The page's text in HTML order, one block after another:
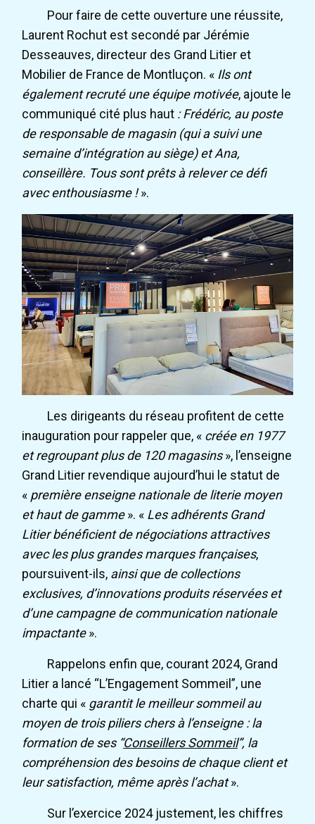
Pour faire de cette ouverture une réussite,
Laurent Rochut est secondé par Jérémie
Desseauves, directeur des Grand Litier et
Mobilier de France de Montluçon. « Ils ont
également recruté une équipe motivée, ajoute le
communiqué cité plus haut : Frédéric, au poste
de responsable de magasin (qui a suivi une
semaine d’intégration au siège) et Ana,
conseillère. Tous sont prêts à relever ce défi
avec enthousiasme !».
Les dirigeants du réseau profitent de cette
inauguration pour rappeler que, « créée en 1977
et regroupant plus de 120 magasins», l’enseigne
Grand Litier revendique aujourd’hui le statut de
« première enseigne nationale de literie moyen
et haut de gamme». « Les adhérents Grand
Litier bénéficient de négociations attractives
avec les plus grandes marques françaises,
poursuivent-ils, ainsi que de collections
exclusives, d’innovations produits réservées et
d’une campagne de communication nationale
impactante».
Rappelons enfin que, courant 2024, Grand
Litier a lancé “L’Engagement Sommeil”, une
charte qui « garantit le meilleur sommeil au
moyen de trois piliers chers à l’enseigne : la
formation de ses “Conseillers Sommeil”, la
compréhension des besoins de chaque client et
leur satisfaction, même après l’achat».
Sur l’exercice 2024 justement, les chiffres